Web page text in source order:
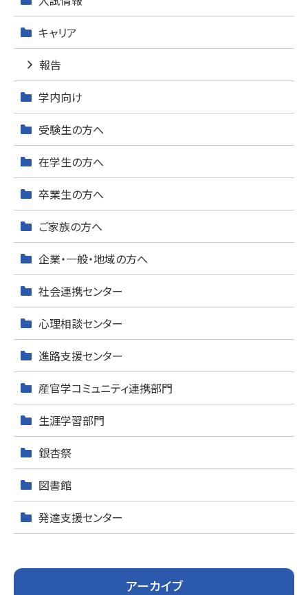
キャリア
報告
学内向け
受験生の方へ
在学生の方へ
卒業生の方へ
ご家族の方へ
企業・一般・地域の方へ
社会連携センター
心理相談センター
進路支援センター
産官学コミュニティ連携部門
生涯学習部門
銀杏祭
図書館
発達支援センター
アーカイブ